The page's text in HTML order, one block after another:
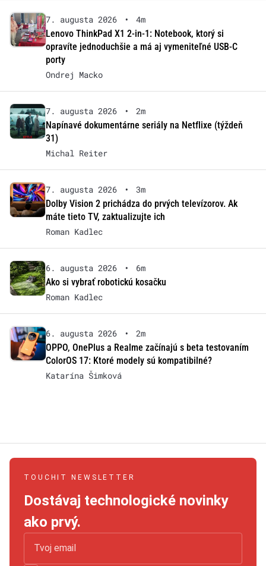
7. augusta 2026 •
4m
Lenovo ThinkPad X1 2-in-1: Notebook, ktorý si
opravíte jednoduchšie a má aj vymeniteľné USB-C
porty
Ondrej Macko
7. augusta 2026 •
2m
Napínavé dokumentárne seriály na Netflixe (týždeň
31)
Michal Reiter
7. augusta 2026 •
3m
Dolby Vision 2 prichádza do prvých televízorov. Ak
máte tieto TV, zaktualizujte ich
Roman Kadlec
6. augusta 2026 •
6m
Ako si vybrať robotickú kosačku
Roman Kadlec
6. augusta 2026 •
2m
OPPO, OnePlus a Realme začínajú s beta testovaním
ColorOS 17: Ktoré modely sú kompatibilné?
Katarína Šimková
TOUCHIT NEWSLETTER
Dostávaj technologické novinky
ako prvý.